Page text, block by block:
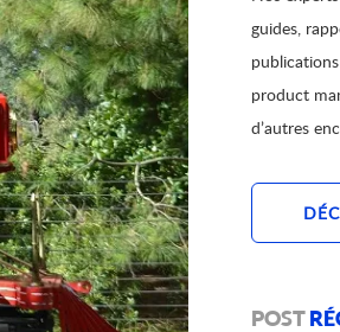
guides,
product
d’autres
POST